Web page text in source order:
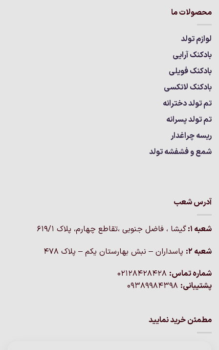
محصولات ما
لوازم تولد
بادکنک آرایی
بادکنک فویلی
بادکنک لاتکسی
تم تولد دخترانه
تم تولد پسرانه
ریسه چراغدار
شمع و فشفشه تولد
آدرس شعب
شعبه 1:
گيشا ، فاضل جنوبی ،تقاطع چهارم، پلاک 619/1
شعبه 2:
پاسداران – نبش بهارستان یکم – پلاک ۴۷۸
شماره تماس:
پشتیبانی:
مطمئن خرید نمایید